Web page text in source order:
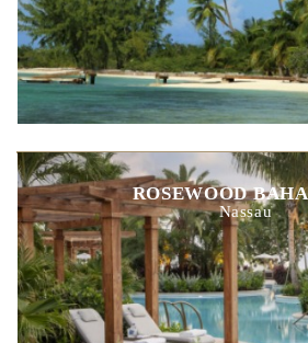
ROSEWOOD
Nassau